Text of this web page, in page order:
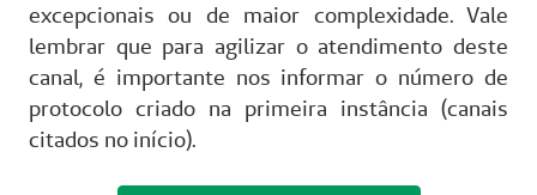
excepcionais ou de maior complexidade. Vale
lembrar que para agilizar o atendimento deste
canal, é importante nos informar o número de
protocolo criado na primeira instância (canais
citados no início).